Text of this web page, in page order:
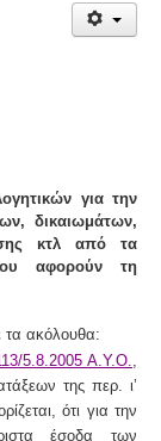
για την
δικαιωμάτων,
κτλ από τα
αφορούν τη
τα ακόλουθα:
5.8.2005 Α.Υ.Ο.
της περ. ι’
ότι για την
έσοδα των